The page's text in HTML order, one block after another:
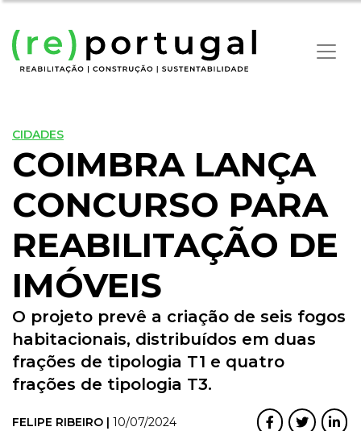
CIDADES
COIMBRA LANÇA
CONCURSO PARA
REABILITAÇÃO DE
IMÓVEIS
O projeto prevê a criação de seis fogos
habitacionais, distribuídos em duas
frações de tipologia T1 e quatro
frações de tipologia T3.
FELIPE RIBEIRO | 10/07/2024